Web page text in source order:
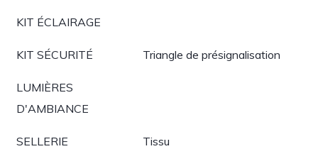
KIT ÉCLAIRAGE
KIT SÉCURITÉ Triangle de présignalisation
LUMIÈRES
D'AMBIANCE
SELLERIE Tissu